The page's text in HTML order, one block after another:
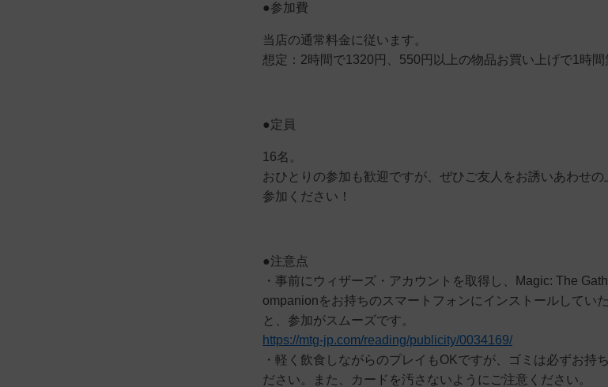
●参加費
当店の通常料金に従います。
想定：2時間で1320円、550円以上の物品お買い上げで1時間
●定員
16名。
おひとりの参加も歓迎ですが、ぜひご友人をお誘いあわせの
参加ください！
●注意点
・事前にウィザーズ・アカウントを取得し、Magic: The
ompanionをお持ちのスマートフォンにインストールしていた
と、参加がスムーズです。
https://mtg-jp.com/reading/publicity/0034169/
・軽く飲食しながらのプレイもOKですが、ゴミは必ずお持
ださい。また、カードを汚さないようにご注意ください。